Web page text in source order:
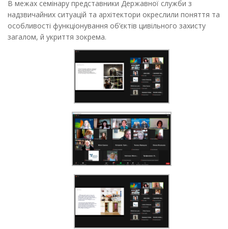
В межах семінару представники Державної служби з
надзвичайних ситуацій та архітектори окреслили поняття та
особливості функціонування об’єктів цивільного захисту
загалом, й укриття зокрема.